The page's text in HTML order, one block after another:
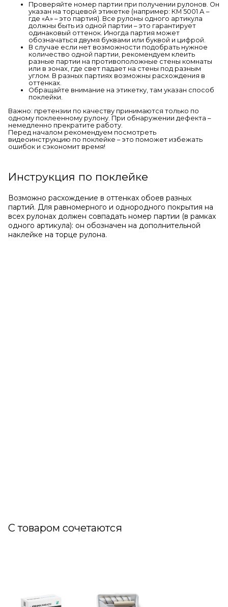
Проверяйте номер партии при получении рулонов. Он
указан на торцевой этикетке (например: КМ 5001 А –
где «А» – это партия). Все рулоны одного артикула
должны быть из одной партии – это гарантирует
одинаковый оттенок. Иногда партия может
обозначаться двумя буквами или буквой и цифрой.
В случае если нет возможности подобрать нужное
количество одной партии, рекомендуем клеить
разные партии на противоположные стены комнаты
или в зонах, где свет падает на стены под разным
углом. В разных партиях возможны расхождения в
оттенках.
Обращайте внимание на этикетку, там указан способ
поклейки.
Важно: претензии по качеству принимаются только по
одному поклеенному рулону. При обнаружении дефекта –
немедленно прекратите работу.
Перед началом рекомендуем посмотреть
видеоинструкцию по поклейке – это поможет избежать
ошибок и сэкономит время!
Инструкция по поклейке
Возможно расхождение в оттенках обоев разных
партий. Для равномерного и однородного покрытия на
всех рулонах должен совпадать номер партии (в рамках
одного артикула): он обозначен на дополнительной
наклейке на торце рулона.
С товаром сочетаются